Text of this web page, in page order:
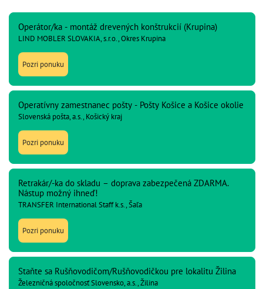
Operátor/ka - montáž drevených konštrukcií (Krupina)
LIND MOBLER SLOVAKIA, s.r.o., Okres Krupina
Pozri ponuku
Operatívny zamestnanec pošty - Pošty Košice a Košice okolie
Slovenská pošta, a.s., Košický kraj
Pozri ponuku
Retrakár/-ka do skladu – doprava zabezpečená ZDARMA.
Nástup možný ihneď!
TRANSFER International Staff k.s., Šaľa
Pozri ponuku
Staňte sa Rušňovodičom/Rušňovodičkou pre lokalitu Žilina
Železničná spoločnosť Slovensko, a.s., Žilina